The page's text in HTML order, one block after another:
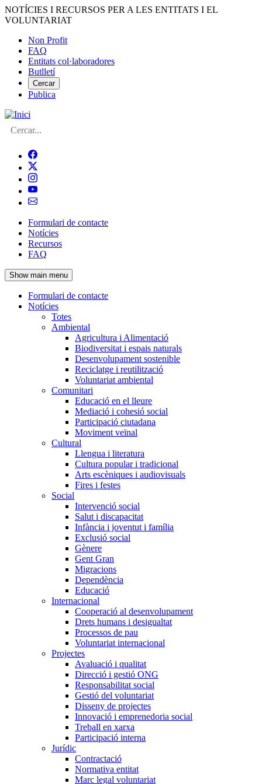
Vés
al
NOTÍCIES I RECURSOS PER A LES ENTITATS I EL
VOLUNTARIAT
Menú
del
compte
d'usuari
Non Profit
FAQ
Entitats col·laboradores
Butlletí
Cercar
Publica
Cerca
Navegació
principal
de
l'encapçalament
Formulari de contacte
Notícies
Recursos
FAQ
Show main menu
Navegació
principal
Formulari de contacte
Notícies
Totes
Ambiental
Agricultura i Alimentació
Biodiversitat i espais naturals
Desenvolupament sostenible
Reciclatge i reutilització
Voluntariat ambiental
Comunitari
Educació en el lleure
Mediació i cohesió social
Participació ciutadana
Moviment veïnal
Cultural
Llengua i literatura
Cultura popular i tradicional
Arts escèniques i audiovisuals
Fires i festes
Social
Intervenció social
Salut i discapacitat
Infància i joventut i família
Exclusió social
Gènere
Gent Gran
Migracions
Dependència
Educació
Internacional
Cooperació al desenvolupament
Drets humans i desigualtat
Processos de pau
Voluntariat internacional
Projectes
Avaluació i qualitat
Direcció i gestió ONG
Responsabilitat social
Gestió del voluntariat
Disseny de projectes
Innovació i emprenedoria social
Treball en xarxa
Participació interna
Jurídic
Contractació
Normativa entitat
Marc legal voluntariat